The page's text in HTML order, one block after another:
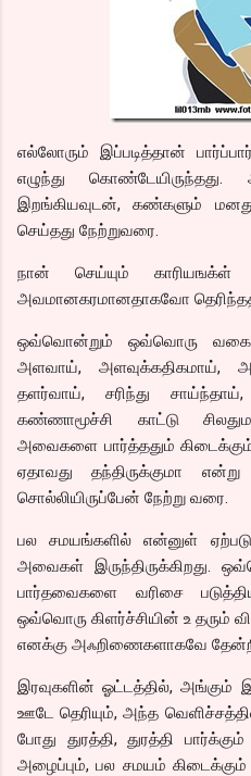
எல்லோரும் இப்படித்தான்
எழுந்து கொண்டேயிருந்தது.
இறங்கியவுடன், கண்களும்
செய்தது நேற்றுவரை.
நான் செய்யும் காரியஙக்ள்
அவமானகரமானதாகவோ
ஒவ்வொன்றும் ஒவ்வொரு
அளவாய், அளவுக்கதிகமாய்,
தளர்வாய், சரிந்து
கண்ணாமூச்சி காட்டு
அவைகளை பார்த்ததும்
ஏதாவது தந்திருக்குமா
சொல்லியிருப்பேன் நேற்று வரை.
பல சமயங்களில் என்னுள்
அவைகள் இருந்திருக்கிறது.
பார்தவைகளை வரிசை
ஒவ்வொரு கிளர்ச்சியின் உ தரும்
எனக்கு அஃறிணைகளாகவே
இரவுகளின் ஓட்டத்தில், அங்கும்
ஊடே தெரியும், அந்த
போது துரத்தி, துரத்தி
அழைப்பும், பல சமயம் கிடைக்கும்